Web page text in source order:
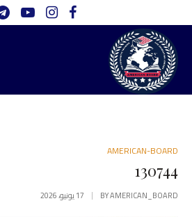
AMERICAN-BOARD
130744
BYAMERICAN_BOARD 17 يونيو، 2026